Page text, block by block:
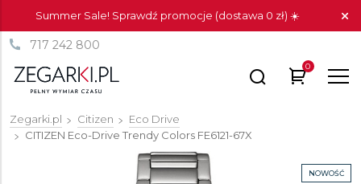
Summer Sale! Sprawdź promocje (dostawa 0 zł) ☀️
717 242 800
0
Zegarki.pl Citizen
Eco Drive
CITIZEN Eco-Drive Trendy Colors FE6121-67X
NOWOŚĆ